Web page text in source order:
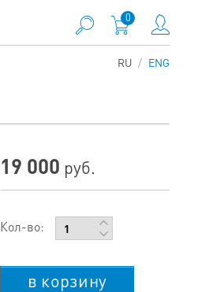
0
RU ENG
19 000 руб.
Кол-во:
в корзину